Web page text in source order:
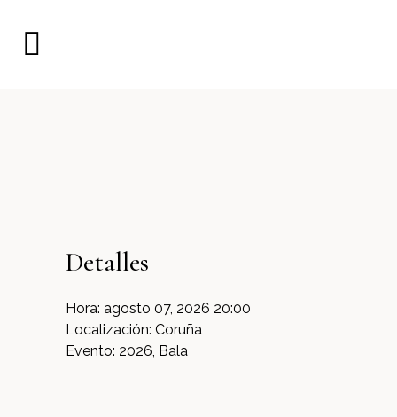
Detalles
Hora: agosto 07, 2026 20:00
Localización: Coruña
Evento: 2026, Bala